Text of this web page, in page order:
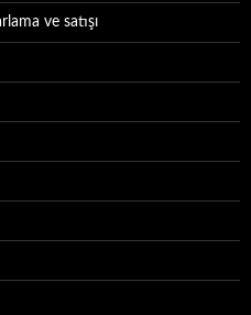
ve satışı